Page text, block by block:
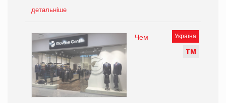
детальніше
Україна
ТМ
Чем